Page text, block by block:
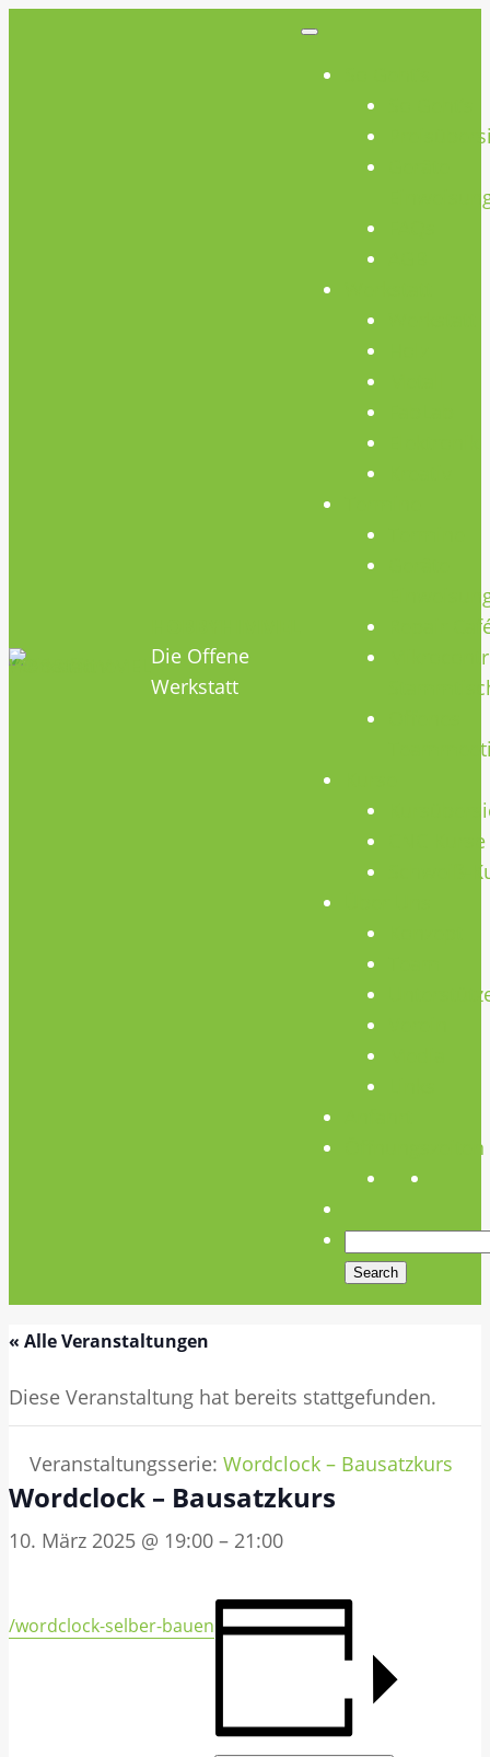
Die Offene
Werkstatt
Repair
CNC Kurse
Schweiß-
Öffnungszeiten
« Alle Veranstaltungen
Diese Veranstaltung hat bereits stattgefunden.
Veranstaltungsserie: Wordclock – Bausatzkurs
Wordclock – Bausatzkurs
10. März 2025 @ 19:00 – 21:00
/wordclock-selber-bauen